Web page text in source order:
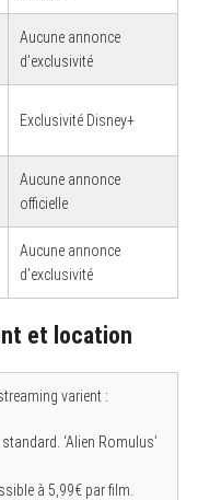
Aucune annonce
d’exclusivité
Exclusivité Disney+
Aucune annonce
officielle
Aucune annonce
d’exclusivité
et location
varient :
‘Alien Romulus’
à 5,99€ par film.